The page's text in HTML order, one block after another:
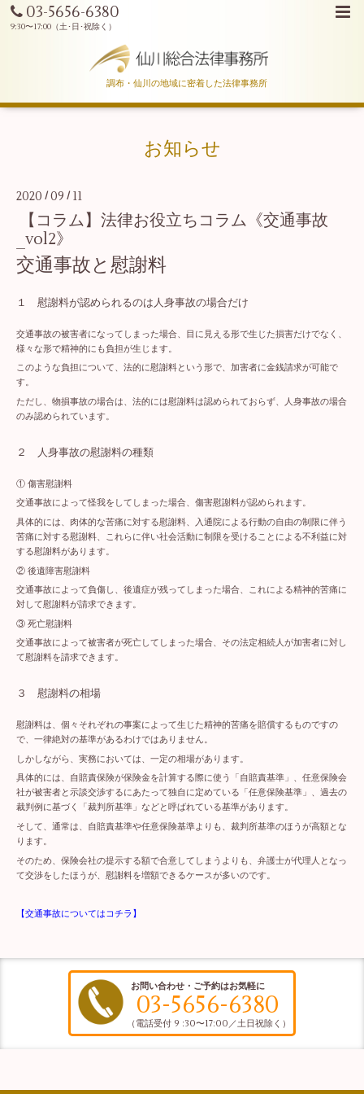
03-5656-6380
調布・仙川の地域に密着した法律事務所
お知らせ
2020 / 09 / 11
【コラム】法律お役立ちコラム《交通事故
_vol2》
交通事故と慰謝料
１ 慰謝料が認められるのは人身事故の場合だけ
交通事故の被害者になってしまった場合、目に見える形で生じた損害だけでなく、
様々な形で精神的にも負担が生じます。
このような負担について、法的に慰謝料という形で、加害者に金銭請求が可能で
す。
ただし、物損事故の場合は、法的には慰謝料は認められておらず、人身事故の場合
のみ認められています。
２ 人身事故の慰謝料の種類
① 傷害慰謝料
交通事故によって怪我をしてしまった場合、傷害慰謝料が認められます。
具体的には、肉体的な苦痛に対する慰謝料、入通院による行動の自由の制限に伴う
苦痛に対する慰謝料、これらに伴い社会活動に制限を受けることによる不利益に対
する慰謝料があります。
② 後遺障害慰謝料
交通事故によって負傷し、後遺症が残ってしまった場合、これによる精神的苦痛に
対して慰謝料が請求できます。
③ 死亡慰謝料
交通事故によって被害者が死亡してしまった場合、その法定相続人が加害者に対し
て慰謝料を請求できます。
３ 慰謝料の相場
慰謝料は、個々それぞれの事案によって生じた精神的苦痛を賠償するものですの
で、一律絶対の基準があるわけではありません。
しかしながら、実務においては、一定の相場があります。
具体的には、自賠責保険が保険金を計算する際に使う「自賠責基準」、任意保険会
社が被害者と示談交渉するにあたって独自に定めている「任意保険基準」、過去の
裁判例に基づく「裁判所基準」などと呼ばれている基準があります。
そして、通常は、自賠責基準や任意保険基準よりも、裁判所基準のほうが高額とな
ります。
そのため、保険会社の提示する額で合意してしまうよりも、弁護士が代理人となっ
て交渉をしたほうが、慰謝料を増額できるケースが多いのです。
【交通事故についてはコチラ】
お問い合わせ・ご予約はお気軽に
03-5656-6380
（電話受付 9 :30〜17:00／土日祝除く）